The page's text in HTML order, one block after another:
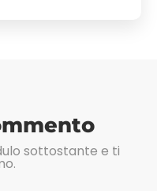
sottostante e ti